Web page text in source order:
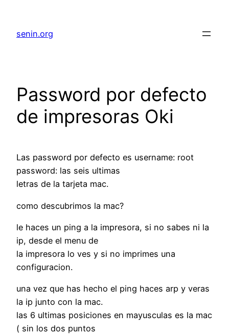
senin.org
Password por defecto
de impresoras Oki
Las password por defecto es username: root
password: las seis ultimas
letras de la tarjeta mac.
como descubrimos la mac?
le haces un ping a la impresora, si no sabes ni la
ip, desde el menu de
la impresora lo ves y si no imprimes una
configuracion.
una vez que has hecho el ping haces arp y veras
la ip junto con la mac.
las 6 ultimas posiciones en mayusculas es la mac
( sin los dos puntos